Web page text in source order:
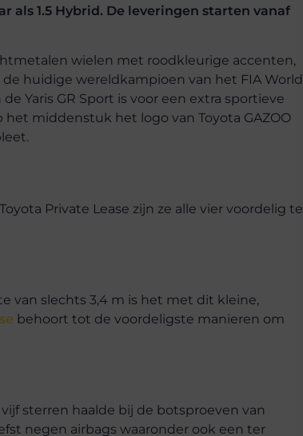
als 1.5 Hybrid. De leveringen starten vanaf
wielen met roodkleurige accenten,
huidige wereldkampioen van het FIA World
Yaris GR Sport is voor een extra sportieve
het middenstuk het logo van Toyota GAZOO
Private Lease zijn ze alle vier voordelig te
van slechts 3,4 m is het met dit kleine,
behoort tot de voordeligste manieren om
sterren haalde bij de botsproeven van
negen airbags waaronder ook een ter